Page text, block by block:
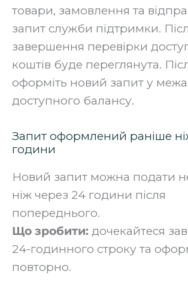
товари, замовлення та
запит служби підтримки.
завершення перевірки
коштів буде переглянута.
оформіть новий запит у
доступного балансу.
Запит оформлений раніше
години
Новий запит можна подати
ніж через 24 години після
попереднього.
Що зробити: дочекайтеся
24-годинного строку та
повторно.